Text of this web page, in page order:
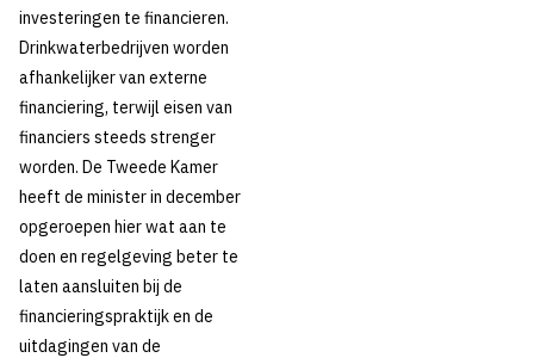
investeringen te financieren.
Drinkwaterbedrijven worden
afhankelijker van externe
financiering, terwijl eisen van
financiers steeds strenger
worden. De Tweede Kamer
heeft de minister in december
opgeroepen hier wat aan te
doen en regelgeving beter te
laten aansluiten bij de
financieringspraktijk en de
uitdagingen van de